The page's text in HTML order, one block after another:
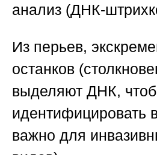
анализ (ДНК-
Из перьев,
останков
выделяют ДНК,
идентифицировать
важно для